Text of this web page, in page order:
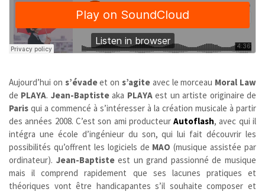
Aujourd’hui on s’évadeet ons’agite avec le morceau Moral Law
de PLAYA. Jean-Baptisteaka PLAYAest un artiste originaire de
Paris qui a commencé à s’intéresser à la création musicale à partir
des années 2008. C’est son ami producteurAutoflash, avec qui il
intégra une école d’ingénieur du son, qui lui fait découvrir les
possibilités qu’offrent les logiciels de MAO (musique assistée par
ordinateur). Jean-Baptisteest un grand passionné de musique
mais il comprend rapidement que ses lacunes pratiques et
théoriques vont être handicapantes s’il souhaite composer et